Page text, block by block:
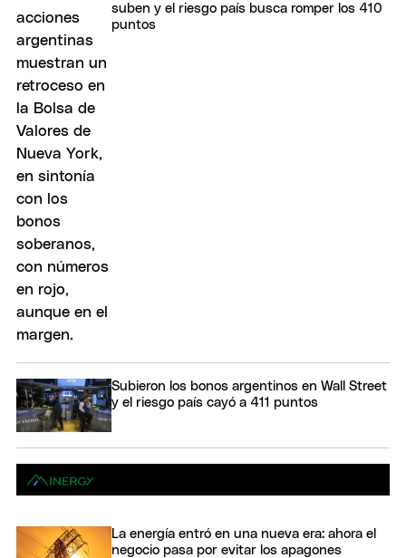
suben y el riesgo país busca romper los 410
puntos
Subieron los bonos argentinos en Wall Street
y el riesgo país cayó a 411 puntos
La energía entró en una nueva era: ahora el
negocio pasa por evitar los apagones